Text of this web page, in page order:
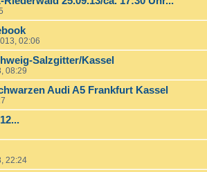
02:06
Salzgitter/Kassel
08:29
Audi A5 Frankfurt Kassel
22:24